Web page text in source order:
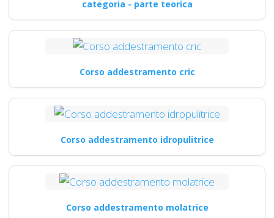
categoria - parte teorica
Corso addestramento cric
Corso addestramento idropulitrice
Corso addestramento molatrice